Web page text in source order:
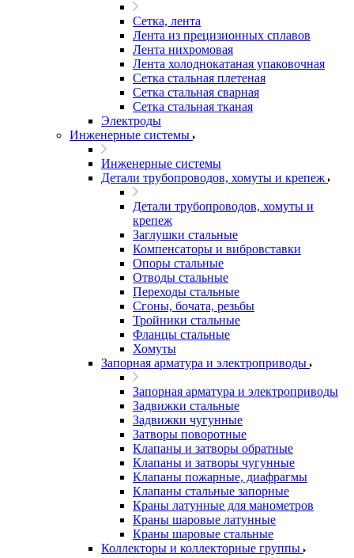
Сетка, лента
Лента из прецизионных сплавов
Лента нихромовая
Лента холоднокатаная упаковочная
Сетка стальная плетеная
Сетка стальная сварная
Сетка стальная тканая
Электроды
Инженерные системы
Инженерные системы
Детали трубопроводов, хомуты и крепеж
Детали трубопроводов, хомуты и
крепеж
Заглушки стальные
Компенсаторы и вибровставки
Опоры стальные
Отводы стальные
Переходы стальные
Сгоны, бочата, резьбы
Тройники стальные
Фланцы стальные
Хомуты
Запорная арматура и электроприводы
Запорная арматура и электроприводы
Задвижки стальные
Задвижки чугунные
Затворы поворотные
Клапаны и затворы обратные
Клапаны и затворы чугунные
Клапаны пожарные, диафрагмы
Клапаны стальные запорные
Краны латунные для манометров
Краны шаровые латунные
Краны шаровые стальные
Коллекторы и коллекторные группы